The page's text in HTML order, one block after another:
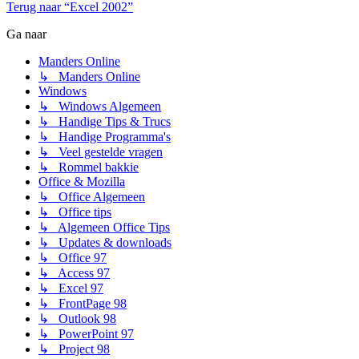
Terug naar “Excel 2002”
Ga naar
Manders Online
↳ Manders Online
Windows
↳ Windows Algemeen
↳ Handige Tips & Trucs
↳ Handige Programma's
↳ Veel gestelde vragen
↳ Rommel bakkie
Office & Mozilla
↳ Office Algemeen
↳ Office tips
↳ Algemeen Office Tips
↳ Updates & downloads
↳ Office 97
↳ Access 97
↳ Excel 97
↳ FrontPage 98
↳ Outlook 98
↳ PowerPoint 97
↳ Project 98